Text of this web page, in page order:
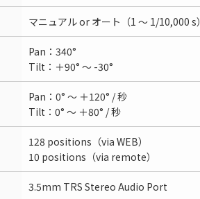
マニュアル or オート（1 ～ 1/10,000 s）
Pan：340°
Tilt：＋90° ～ -30°
Pan：0° ～ ＋120° / 秒
Tilt：0° ～ ＋80° / 秒
128 positions（via WEB）
10 positions（via remote）
3.5mm TRS Stereo Audio Port